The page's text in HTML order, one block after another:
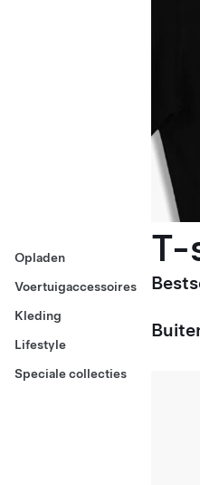
Opladen
Voertuigaccessoires
Kleding
Lifestyle
Speciale collecties
T-